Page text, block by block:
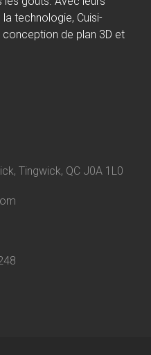
technologie, Cuisi-
de plan 3D et
Tingwick, QC J0A 1L0